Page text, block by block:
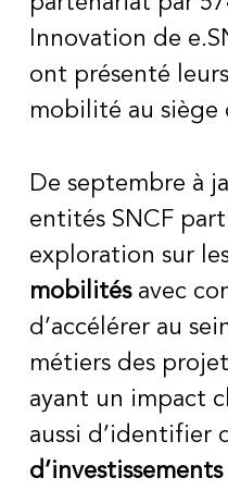
Innovation de
ont présenté
mobilité au siège
De septembre à
entités SNCF
exploration sur
mobilitésavec
d’accélérer au
métiers des
ayant un impact
aussi d’identifier